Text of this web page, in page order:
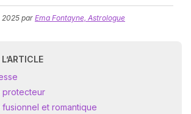
2025par Ema Fontayne, Astrologue
protecteur
et romantique